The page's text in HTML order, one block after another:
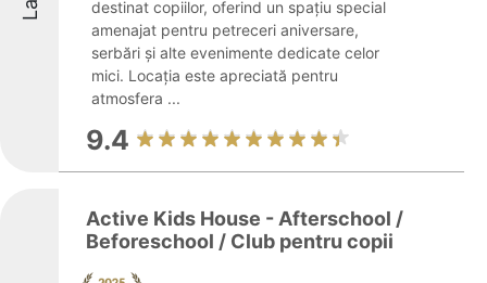
destinat copiilor, oferind un spațiu special
amenajat pentru petreceri aniversare,
serbări și alte evenimente dedicate celor
mici. Locația este apreciată pentru
atmosfera ...
9.4
Active Kids House - Afterschool /
Beforeschool / Club pentru copii